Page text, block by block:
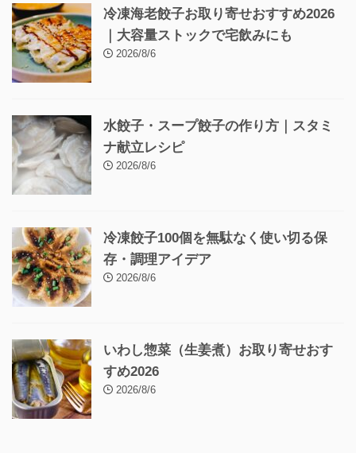
冷凍海老餃子お取り寄せおすすめ2026
｜大容量ストックで宅飲みにも
2026/8/6
水餃子・スープ餃子の作り方｜スタミ
ナ献立レシピ
2026/8/6
冷凍餃子100個を無駄なく使い切る保
存・調理アイデア
2026/8/6
いわし惣菜（生姜煮）お取り寄せおす
すめ2026
2026/8/6